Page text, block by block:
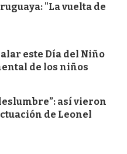
"La vuelta de
este Día del Niño
de los niños
así vieron
de Leonel